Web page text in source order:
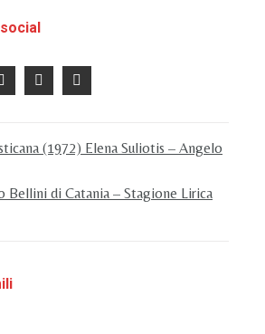
(1972) Elena Suliotis – Angelo
Bellini di Catania – Stagione Lirica